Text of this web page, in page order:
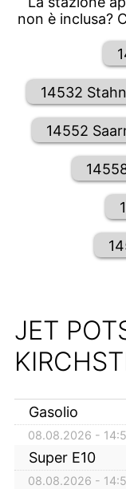
non è inclusa?
14532
14552
JET
Gasolio
08.08.2026 -
Super E10
08.08.2026 -